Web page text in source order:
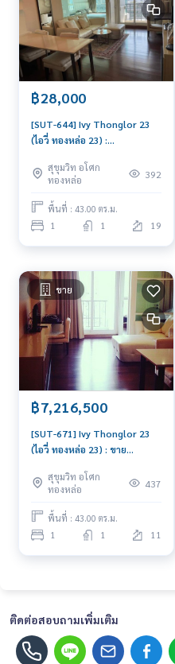
฿28,000
[SUT-644] Ivy Thonglor 23
(ไอวี่ ทองหล่อ 23) :
ใกล้ทองหล่อ นัดชมได้เลยวันนี้
สุขุมวิท อโศก
ทองหล่อ
392
พื้นที่ : 43.00 ตร.ม.
1 1 19
ขาย
฿7,216,500
[SUT-671] Ivy Thonglor 23
(ไอวี่ ทองหล่อ 23) : ขาย
ทองหล่อ คอนโดน่าซื้อ
สุขุมวิท อโศก
ทองหล่อ
437
พื้นที่ : 43.00 ตร.ม.
1 1 11
ติดต่อสอบถามเพิ่มเติม